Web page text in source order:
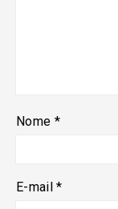
Nome *
E-mail*